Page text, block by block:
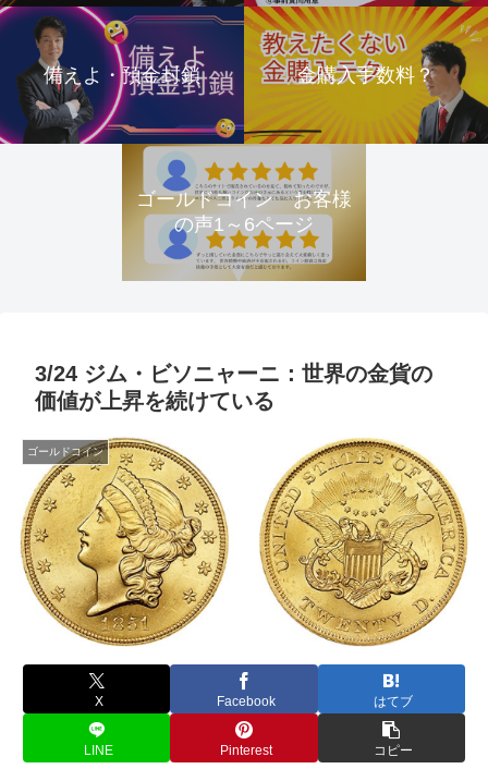
備えよ・預金封鎖 金購入手数料？
ゴールドコイン お客様
の声1～6ページ
3/24 ジム・ビソニャーニ：世界の金貨の
価値が上昇を続けている
ゴールドコイン
X Facebook はてブ
LINE Pinterest コピー